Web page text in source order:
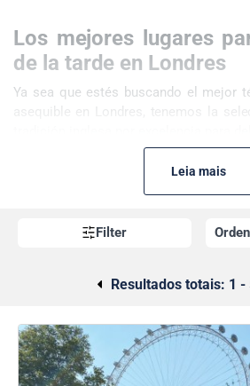
Los mejores lugares
de la tarde en Londres
Ya sea que estés buscando el mejor
asequible en Londres, tenemos la
el tradicional té con crema coagulada
la tarde más inusuales en Londres a
lujo por el río Támesis
, hay algo para
Leia mais
Filter
Resultados totais: 1 -